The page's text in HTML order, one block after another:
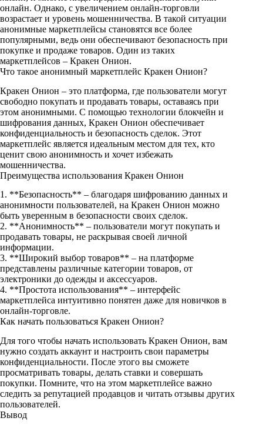
онлайн. Однако, с увеличением онлайн-торговли
возрастает и уровень мошенничества. В такой ситуации
анонимные маркетплейсы становятся все более
популярными, ведь они обеспечивают безопасность при
покупке и продаже товаров. Один из таких
маркетплейсов – Кракен Онион.
Что такое анонимный маркетплейс Кракен Онион?
Кракен Онион – это платформа, где пользователи могут
свободно покупать и продавать товары, оставаясь при
этом анонимными. С помощью технологии блокчейн и
шифрования данных, Кракен Онион обеспечивает
конфиденциальность и безопасность сделок. Этот
маркетплейс является идеальным местом для тех, кто
ценит свою анонимность и хочет избежать
мошенничества.
Преимущества использования Кракен Онион
1. **Безопасность** – благодаря шифрованию данных и
анонимности пользователей, на Кракен Онион можно
быть уверенным в безопасности своих сделок.
2. **Анонимность** – пользователи могут покупать и
продавать товары, не раскрывая своей личной
информации.
3. **Широкий выбор товаров** – на платформе
представлены различные категории товаров, от
электроники до одежды и аксессуаров.
4. **Простота использования** – интерфейс
маркетплейса интуитивно понятен даже для новичков в
онлайн-торговле.
Как начать пользоваться Кракен Онион?
Для того чтобы начать использовать Кракен Онион, вам
нужно создать аккаунт и настроить свои параметры
конфиденциальности. После этого вы сможете
просматривать товары, делать ставки и совершать
покупки. Помните, что на этом маркетплейсе важно
следить за репутацией продавцов и читать отзывы других
пользователей.
Вывод